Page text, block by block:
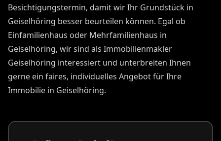
Besichtigungstermin, damit wir Ihr Grundstück in
Geiselhöring besser beurteilen können. Egal ob
Einfamilienhaus oder Mehrfamilienhaus in
Geiselhöring, wir sind als Immobilienmakler
Geiselhöring interessiert und unterbreiten Ihnen
gerne ein faires, individuelles Angebot für Ihre
Immobilie in Geiselhöring.